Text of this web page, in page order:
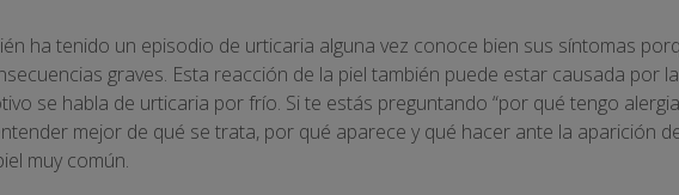
ha tenido un episodio de urticaria alguna vez conoce bien sus síntomas
graves. Esta reacción de la piel también puede estar causada por
se habla de urticaria por frío. Si te estás preguntando “por qué tengo
mejor de qué se trata, por qué aparece y qué hacer ante la aparición
muy común.